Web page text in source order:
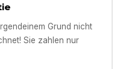
Grund nicht
Sie zahlen nur